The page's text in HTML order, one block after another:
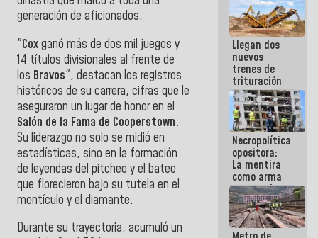
generación de aficionados.
"Coxganó más de dos mil juegos y
14 títulos divisionales al frente de
los Bravos", destacan los registros
históricos de su carrera, cifras que le
aseguraron un lugar de honor en el
Salón de la Fama de Cooperstown.
Su liderazgo no solo se midió en
estadísticas, sino en la formación
de leyendas del pitcheo y el bateo
que florecieron bajo su tutela en el
montículo y el diamante.
Durante su trayectoria, acumuló un
que escribes
porque lo
que haces
es
embarrarla
Llegan dos
nuevos
trenes de
trituración
para
optimizar
manejo de
escombros
en La Guaira
Necropolítica
opositora:
La mentira
como arma
contra el
Pueblo